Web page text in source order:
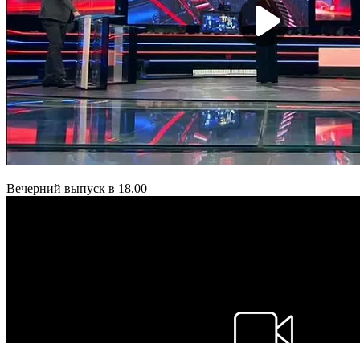
Вечерний выпуск в 18.00